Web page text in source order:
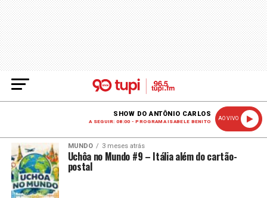
SHOW DO ANTÔNIO CARLOS
A SEGUIR: 08:00 - PROGRAMA ISABELE BENITO
AO VIVO
MUNDO 3 meses atrás
Uchôa no Mundo #9 – Itália além do cartão-
postal